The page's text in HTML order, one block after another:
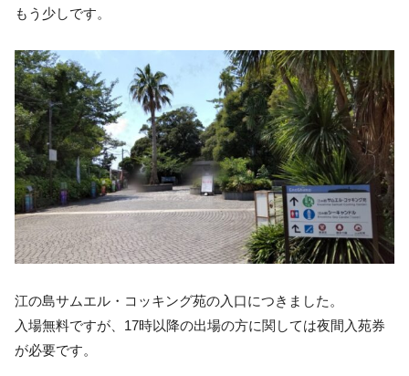
もう少しです。
江の島サムエル・コッキング苑の入口につきました。
入場無料ですが、17時以降の出場の方に関しては夜間入苑券
が必要です。